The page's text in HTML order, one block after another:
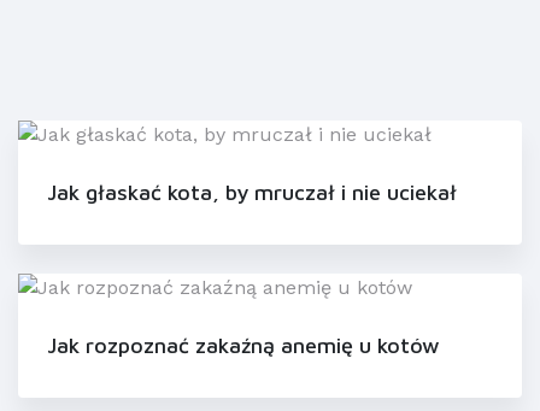
Jak głaskać kota, by mruczał i nie uciekał
Jak rozpoznać zakaźną anemię u kotów